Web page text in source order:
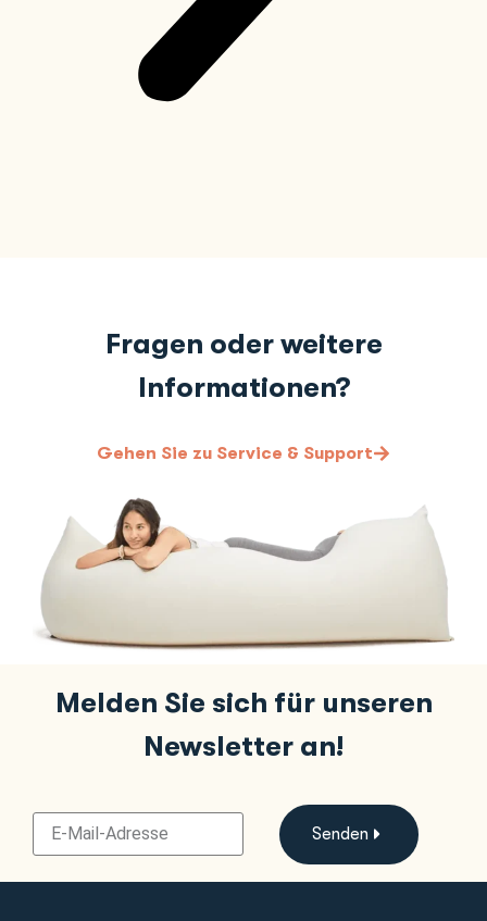
Fragen oder weitere
Informationen?
Gehen Sie zu Service & Support
Melden Sie sich für unseren
Newsletter an!
Senden